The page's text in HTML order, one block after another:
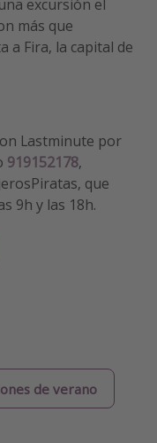
excursión el
más que
a Fira, la capital de
Lastminute por
919152178,
que
9h y las 18h.
de verano